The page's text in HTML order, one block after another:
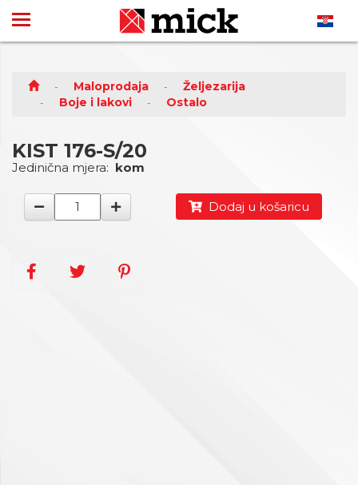
Maloprodaja
Željezarija
Boje i lakovi
Ostalo
KIST 176-S/20
Jedinična mjera: kom
Dodaj u košaricu